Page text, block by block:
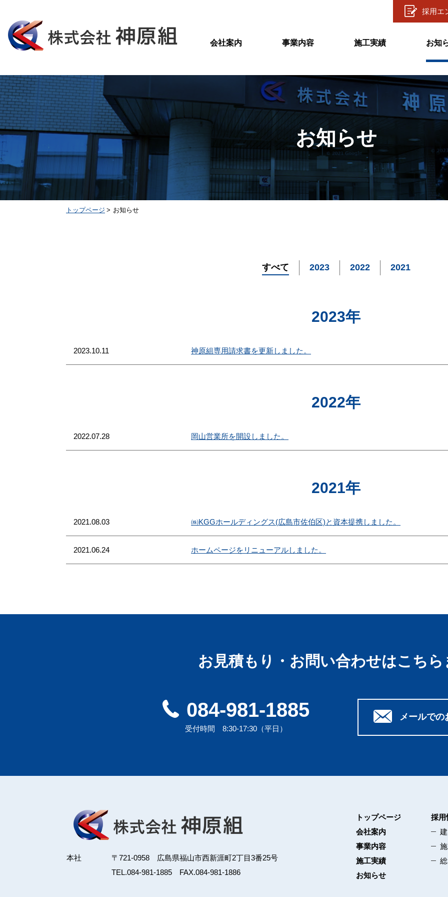
採用エ
会社案内 事業内容 施工実績 お知
お知らせ
トップページ お知らせ
すべて 2023 2022 2021
2023年
2023.10.11 神原組専用請求書を更新しました。
2022年
2022.07.28 岡山営業所を開設しました。
2021年
2021.08.03 ㈱KGGホールディングス(広島市佐伯区)と資本提携しました。
2021.06.24 ホームページをリニューアルしました。
お見積もり・お問い合わせはこちら
084-981-1885
受付時間 8:30-17:30（平日）
メールでの
本社
〒721-0958 広島県福山市西新涯町2丁目3番25号
TEL.084-981-1885 FAX.084-981-1886
トップページ
会社案内
事業内容
施工実績
お知らせ
採用